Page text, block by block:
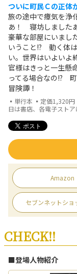
ついに町民Ｃの正体
旅の途中で瘴気を浄
あ！ 寝坊しました
豪華な部屋にいまし
いうこと!? 動く体
い。世界はいよい
官様はきっと一生懸
ってる場合なの!?
冒険譚！
▪単行本 ▪定価1,320円
日は書店、各電子ストア
Amazon
セブンネットショ
CHECK!!
■登場人物紹介